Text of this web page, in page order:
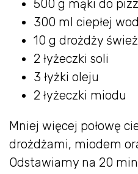
500 g mąki do
300 ml ciepłej
10 g drożdży
2 łyżeczki soli
3 łyżki oleju
2 łyżeczki miodu
Mniej więcej połowę
drożdżami, miodem
Odstawiamy na 20